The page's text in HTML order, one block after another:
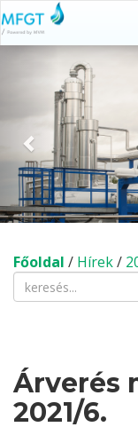
Előző
Főoldal / Hírek/
Árverés
2021/6.